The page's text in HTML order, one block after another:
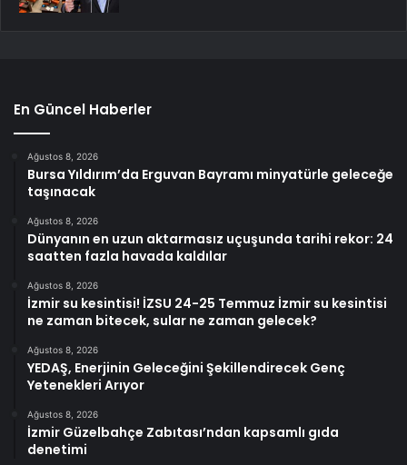
En Güncel Haberler
Ağustos 8, 2026
Bursa Yıldırım’da Erguvan Bayramı minyatürle geleceğe
taşınacak
Ağustos 8, 2026
Dünyanın en uzun aktarmasız uçuşunda tarihi rekor: 24
saatten fazla havada kaldılar
Ağustos 8, 2026
İzmir su kesintisi! İZSU 24-25 Temmuz İzmir su kesintisi
ne zaman bitecek, sular ne zaman gelecek?
Ağustos 8, 2026
YEDAŞ, Enerjinin Geleceğini Şekillendirecek Genç
Yetenekleri Arıyor
Ağustos 8, 2026
İzmir Güzelbahçe Zabıtası’ndan kapsamlı gıda
denetimi